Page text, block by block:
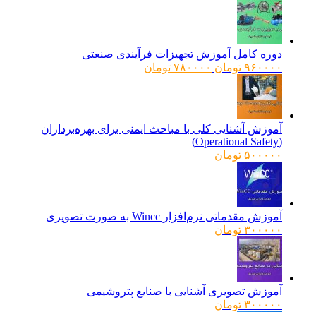
دوره کامل آموزش تجهیزات فرآیندی صنعتی
۹۶۰۰۰۰ تومانقیمت
۷۸۰۰۰۰ تومانقیمت
آموزش آشنایی کلی با مباحث ایمنی برای بهره‌برداران
۵۰۰۰۰۰ تومان
آموزش مقدماتی نرم‌افزار Wincc به صورت تصویری
۳۰۰۰۰۰ تومان
آموزش تصویری آشنایی با صنایع پتروشیمی
۳۰۰۰۰۰ تومان